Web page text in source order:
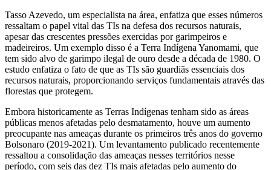
Tasso Azevedo, um especialista na área, enfatiza que esses números
ressaltam o papel vital das TIs na defesa dos recursos naturais,
apesar das crescentes pressões exercidas por garimpeiros e
madeireiros. Um exemplo disso é a Terra Indígena Yanomami, que
tem sido alvo de garimpo ilegal de ouro desde a década de 1980. O
estudo enfatiza o fato de que as TIs são guardiãs essenciais dos
recursos naturais, proporcionando serviços fundamentais através das
florestas que protegem.
Embora historicamente as Terras Indígenas tenham sido as áreas
públicas menos afetadas pelo desmatamento, houve um aumento
preocupante nas ameaças durante os primeiros três anos do governo
Bolsonaro (2019-2021). Um levantamento publicado recentemente
ressaltou a consolidação das ameaças nesses territórios nesse
período, com seis das dez TIs mais afetadas pelo aumento do